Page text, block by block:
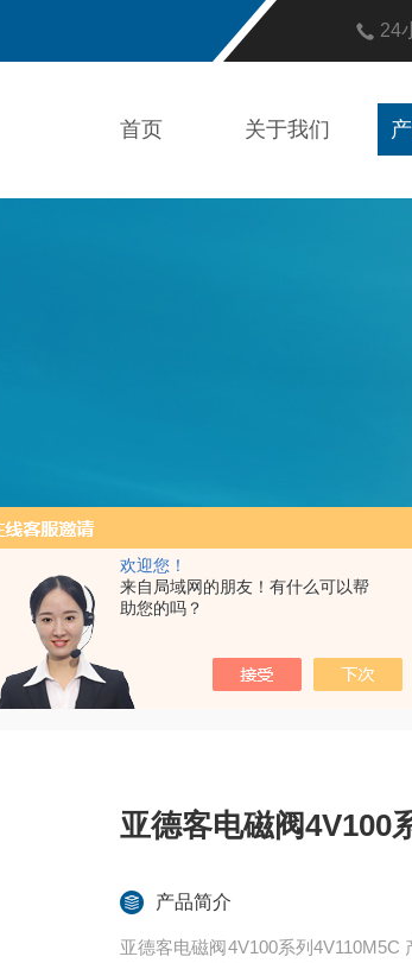
欢迎您！
来自局域网的朋友！有什么可以帮
助您的吗？
24
首页 关于我们
产品中心/ / 亚德客
亚德客电磁阀4V100
产品简介
亚德客电磁阀4V100系列